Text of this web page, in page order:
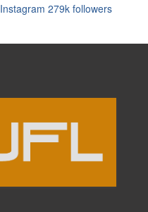
Instagram 279k followers